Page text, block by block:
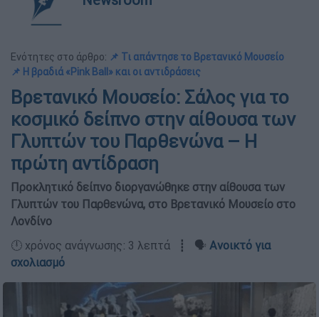
Ενότητες στο άρθρο: 📌 Τι απάντησε το Βρετανικό Μουσείο
📌 Η βραδιά «Pink Ball» και οι αντιδράσεις
Βρετανικό Μουσείο: Σάλος για το
κοσμικό δείπνο στην αίθουσα των
Γλυπτών του Παρθενώνα – Η
πρώτη αντίδραση
Προκλητικό δείπνο διοργανώθηκε στην αίθουσα των
Γλυπτών του Παρθενώνα, στο Βρετανικό Μουσείο στο
Λονδίνο
🕛 χρόνος ανάγνωσης: 3 λεπτά ┋ 🗣️ Ανοικτό για
σχολιασμό